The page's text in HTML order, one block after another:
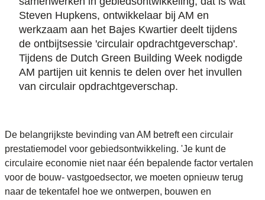
Steven Hupkens, ontwikkelaar bij AM en
werkzaam aan het Bajes Kwartier deelt tijdens
de ontbijtsessie 'circulair opdrachtgeverschap'.
Tijdens de Dutch Green Building Week nodigde
AM partijen uit kennis te delen over het invullen
van circulair opdrachtgeverschap.
De belangrijkste bevinding van AM betreft een circulair
prestatiemodel voor gebiedsontwikkeling. 'Je kunt de
circulaire economie niet naar één bepalende factor vertalen
voor de bouw- vastgoedsector, we moeten opnieuw terug
naar de tekentafel hoe we ontwerpen, bouwen en